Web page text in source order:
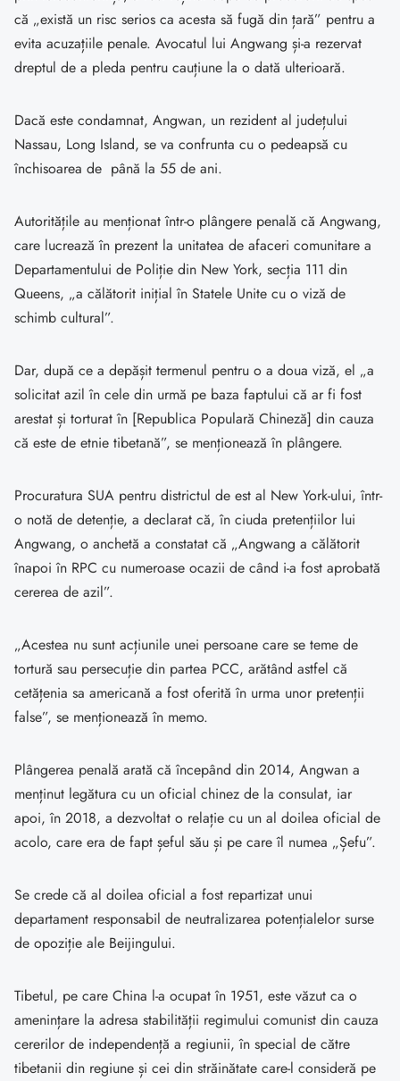
că „există un risc serios ca acesta să fugă din țară” pentru a
evita acuzațiile penale. Avocatul lui Angwang și-a rezervat
dreptul de a pleda pentru cauțiune la o dată ulterioară.
Dacă este condamnat, Angwan, un rezident al județului
Nassau, Long Island, se va confrunta cu o pedeapsă cu
închisoarea de până la 55 de ani.
Autoritățile au menționat într-o plângere penală că Angwang,
care lucrează în prezent la unitatea de afaceri comunitare a
Departamentului de Poliție din New York, secția 111 din
Queens, „a călătorit inițial în Statele Unite cu o viză de
schimb cultural”.
Dar, după ce a depășit termenul pentru o a doua viză, el „a
solicitat azil în cele din urmă pe baza faptului că ar fi fost
arestat și torturat în [Republica Populară Chineză] din cauza
că este de etnie tibetană”, se menționează în plângere.
Procuratura SUA pentru districtul de est al New York-ului, într-
o notă de detenție, a declarat că, în ciuda pretențiilor lui
Angwang, o anchetă a constatat că „Angwang a călătorit
înapoi în RPC cu numeroase ocazii de când i-a fost aprobată
cererea de azil”.
„Acestea nu sunt acțiunile unei persoane care se teme de
tortură sau persecuție din partea PCC, arătând astfel că
cetățenia sa americană a fost oferită în urma unor pretenții
false”, se menționează în memo.
Plângerea penală arată că începând din 2014, Angwan a
menținut legătura cu un oficial chinez de la consulat, iar
apoi, în 2018, a dezvoltat o relație cu un al doilea oficial de
acolo, care era de fapt șeful său și pe care îl numea „Șefu”.
Se crede că al doilea oficial a fost repartizat unui
departament responsabil de neutralizarea potențialelor surse
de opoziție ale Beijingului.
Tibetul, pe care China l-a ocupat în 1951, este văzut ca o
amenințare la adresa stabilității regimului comunist din cauza
cererilor de independență a regiunii, în special de către
tibetanii din regiune și cei din străinătate care-l consideră pe